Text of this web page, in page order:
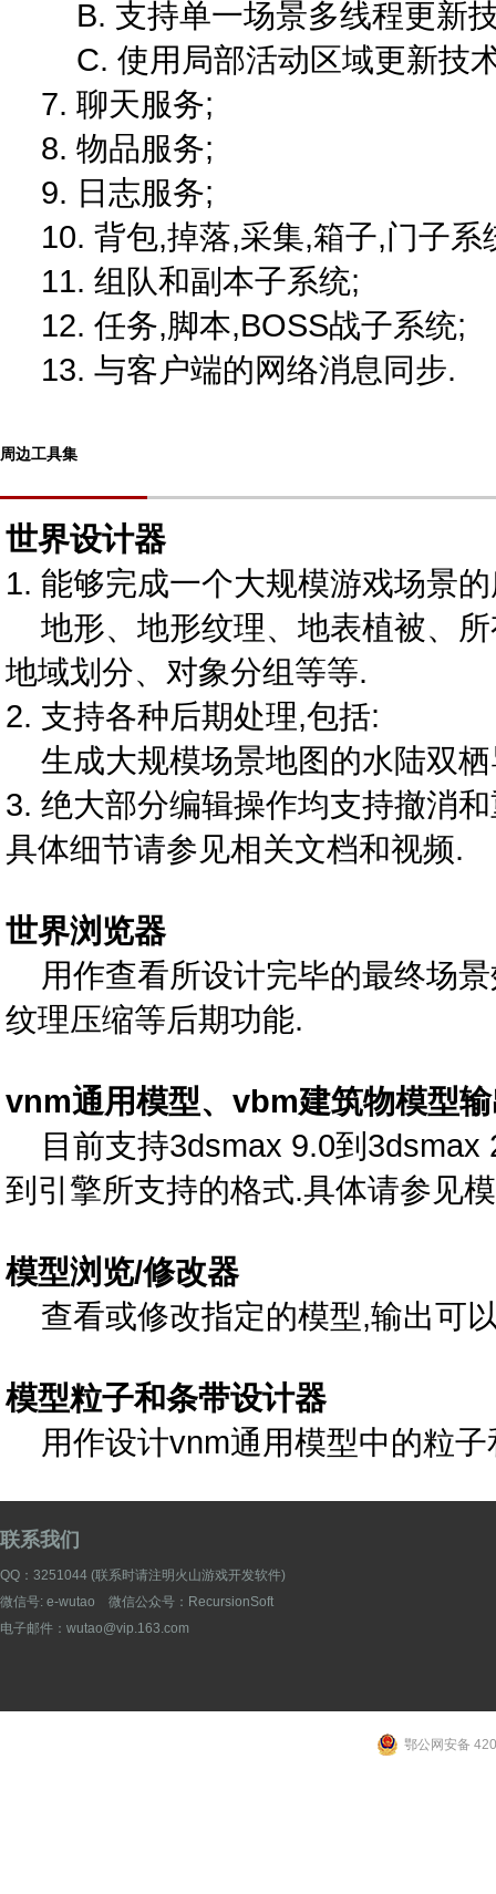
B. 支持单一场景多线程更新
C. 使用局部活动区域更新技术
7. 聊天服务;
8. 物品服务;
9. 日志服务;
10. 背包,掉落,采集,箱子,门子系
11. 组队和副本子系统;
12. 任务,脚本,BOSS战子系统;
13. 与客户端的网络消息同步.
周边工具集
世界设计器
1. 能够完成一个大规模游戏场景
地形、地形纹理、地表植被、
地域划分、对象分组等等.
2. 支持各种后期处理,包括:
生成大规模场景地图的水陆双
3. 绝大部分编辑操作均支持撤消
具体细节请参见相关文档和视频.
世界浏览器
用作查看所设计完毕的最终场
纹理压缩等后期功能.
vnm通用模型、vbm建筑物模型
目前支持3dsmax 9.0到3dsmax
到引擎所支持的格式.具体请参见
模型浏览/修改器
查看或修改指定的模型,输出可
模型粒子和条带设计器
用作设计vnm通用模型中的粒子
联系我们
QQ： 3251044 (联系时请注明火山游戏开发软件)
微信号: e-wutao 微信公众号：RecursionSoft
电子邮件：wutao@vip.163.com
鄂公网安备